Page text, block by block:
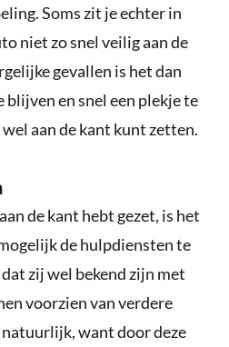
Soms zit je echter in
niet zo snel veilig aan de
gevallen is het dan
en snel een plekje te
aan de kant kunt zetten.
de kant hebt gezet, is het
de hulpdiensten te
zij wel bekend zijn met
voorzien van verdere
want door deze